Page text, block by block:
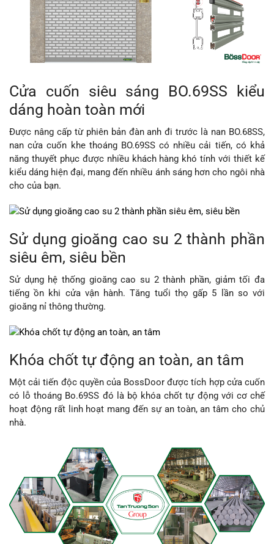
Cửa cuốn siêu sáng BO.69SS kiểu
dáng hoàn toàn mới
Được nâng cấp từ phiên bản đàn anh đi trước là nan BO.68SS,
nan cửa cuốn khe thoáng BO.69SS có nhiều cải tiến, có khả
năng thuyết phục được nhiều khách hàng khó tính với thiết kế
kiểu dáng hiện đại, mang đến nhiều ánh sáng hơn cho ngôi nhà
cho của bạn.
Sử dụng gioăng cao su 2 thành phần
siêu êm, siêu bền
Sử dụng hệ thống gioăng cao su 2 thành phần, giảm tối đa
tiếng ồn khi cửa vận hành. Tăng tuổi thọ gấp 5 lần so với
gioăng nỉ thông thường.
Khóa chốt tự động an toàn, an tâm
Một cải tiến độc quyền của BossDoor được tích hợp cửa cuốn
có lỗ thoáng Bo.69SS đó là bộ khóa chốt tự động với cơ chế
hoạt động rất linh hoạt mang đến sự an toàn, an tâm cho chủ
nhà.